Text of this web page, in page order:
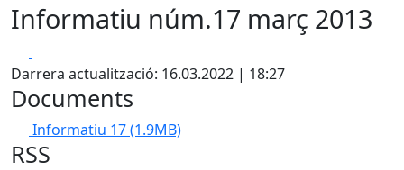
Informatiu núm.17 març 2013
Darrera actualització: 16.03.2022 | 18:27
Documents
Informatiu 17(1.9MB)
RSS